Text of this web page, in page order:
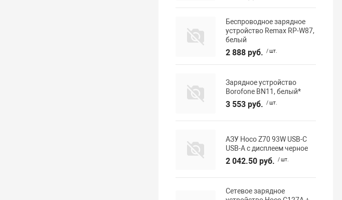
Беспроводное зарядное
устройство Remax RP-W87,
белый
2 888 руб. / шт.
Зарядное устройство
Borofone BN11, белый*
3 553 руб. / шт.
АЗУ Hoco Z70 93W USB-C
USB-A с дисплеем черное
2 042.50 руб. / шт.
Сетевое зарядное